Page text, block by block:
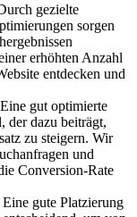
gezielte
sorgen
erhöhten Anzahl
entdecken und
Eine gut optimierte
der dazu beiträgt,
zu steigern. Wir
und
Conversion-Rate
Eine gute Platzierung